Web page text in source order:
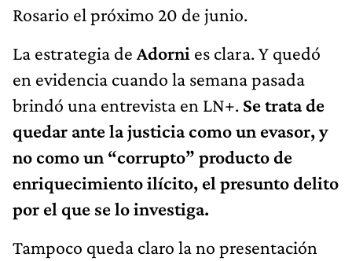
Rosario el próximo 20 de junio.
La estrategia de Adorni es clara. Y quedó
en evidencia cuando la semana pasada
brindó una entrevista en LN+. Se trata de
quedar ante la justicia como un evasor, y
no como un “corrupto” producto de
enriquecimiento ilícito, el presunto delito
por el que se lo investiga.
Tampoco queda claro la no presentación